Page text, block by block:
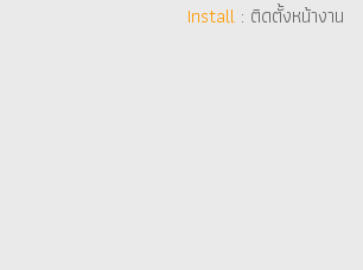
Install : ติดตั้งหน้างาน
Install : ติดตั้งหน้างาน